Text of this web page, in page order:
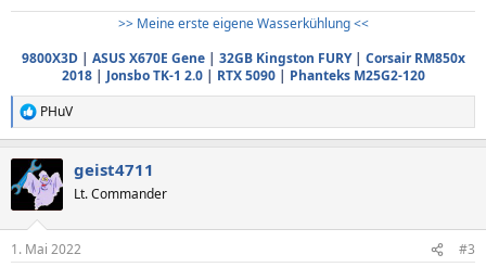
>> Meine erste eigene Wasserkühlung <<
9800X3D| ASUS X670E Gene| 32GB Kingston FURY| Corsair RM850x
2018| Jonsbo TK-1 2.0| RTX 5090| Phanteks M25G2-120
R
e
k
t
e
PHuV
geist4711
Lt. Commander
1. Mai 2022 #3